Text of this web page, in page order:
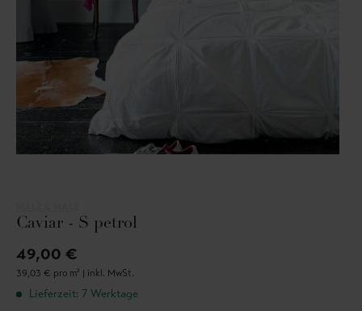
Caviar - S petrol
49,00 €
39,03 € pro m² | inkl. MwSt.
Lieferzeit: 7 Werktage